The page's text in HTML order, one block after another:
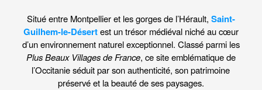
Situé entre Montpellier et les gorges de l’Hérault, Saint-
Guilhem-le-Désertest un trésor médiéval niché au cœur
d’un environnement naturel exceptionnel. Classé parmi les
Plus Beaux Villages de France, ce site emblématique de
l’Occitanie séduit par son authenticité, son patrimoine
préservé et la beauté de ses paysages.